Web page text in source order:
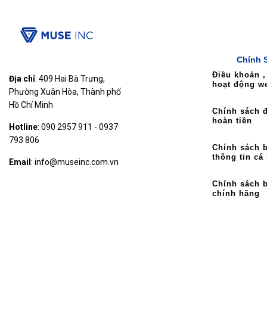
Địa chỉ: 409 Hai Bà Trưng,
Phường Xuân Hòa, Thành phố
Hồ Chí Minh
Hotline: 090 2957 911 - 0937
793 806
Email: info@museinc.com.vn
Chính
Điều khoản
hoạt động
Chính sách
hoàn tiền
Chính sách
thông tin cá
Chính sách
chính hãng